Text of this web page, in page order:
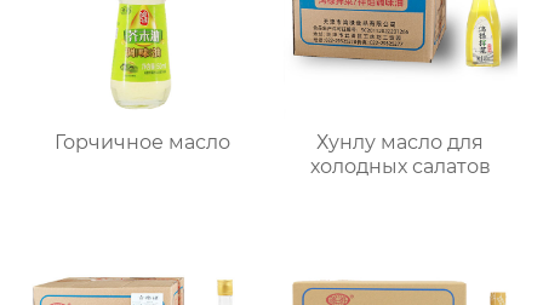
Горчичное масло
Хунлу масло для
холодных салатов